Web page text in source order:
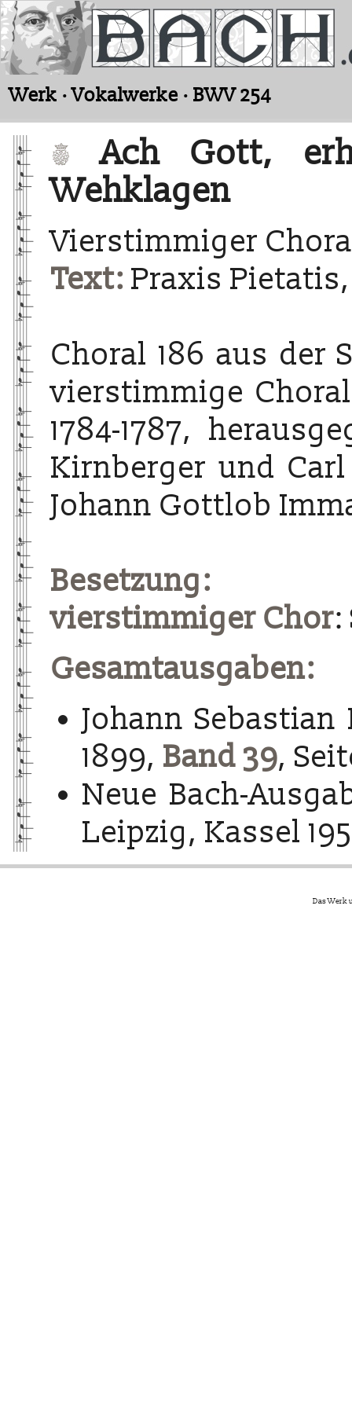
Werk · Vokalwerke · BWV 254
Ach Gott,
Wehklagen
Vierstimmiger
Text: Praxis
Choral 186 aus der
vierstimmige
1784-1787,
Kirnberger und
Johann Gottlob
Besetzung:
vierstimmiger Chor:
Gesamtausgaben:
Johann Sebastian
1899, Band 39,
Neue Bach-
Leipzig, Kassel
Das Werk